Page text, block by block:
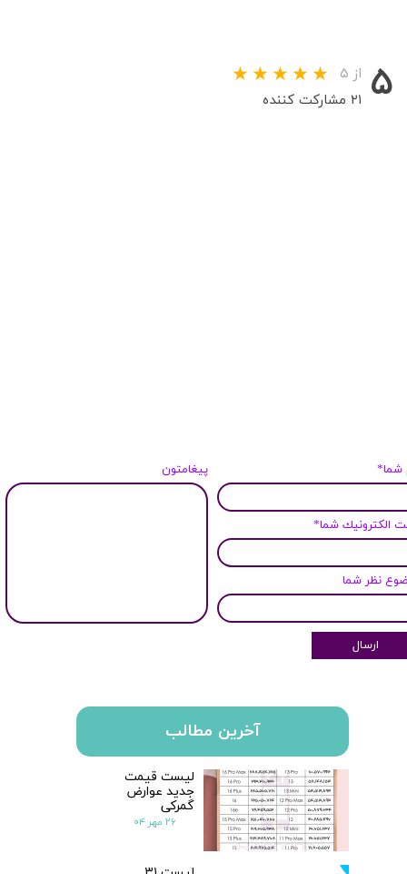
۵ از ۵
۲۱ مشارکت کننده
شما*
الكترونيك شما*
نظر شما
پیغامتون
ارسال
آخرین مطالب
لیست قیمت
جدید عوارض
گمرکی
۲۶ مهر ۰۴